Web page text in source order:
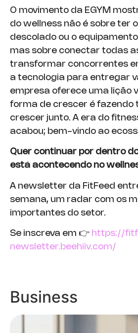
O movimento da EGYM
do wellness não é sobre ter
descolado ou o
mas sobre conectar todas
transformar concorrentes
a tecnologia para entregar
empresa oferece uma lição
forma de crescer é fazendo
crescer junto. A era do
acabou; bem-vindo ao
Quer continuar por dentro
está acontecendo no
A newsletter da FitFeed
semana, um radar com os
importantes do setor.
Se inscreva em 👉 https://
newsletter.beehiiv.com/
Business